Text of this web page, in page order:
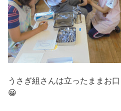
うさぎ組さんは立ったままお
😀